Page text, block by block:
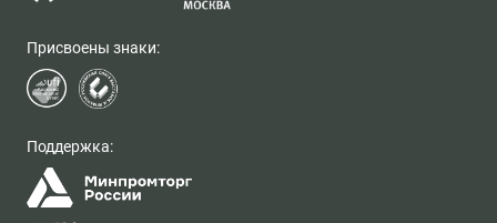
Присвоены знаки:
Поддержка: